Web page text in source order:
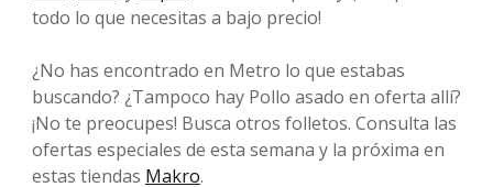
todo lo que necesitas a bajo precio!
¿No has encontrado en Metro lo que estabas
buscando? ¿Tampoco hay Pollo asado en oferta allí?
¡No te preocupes! Busca otros folletos. Consulta las
ofertas especiales de esta semana y la próxima en
estas tiendas Makro.